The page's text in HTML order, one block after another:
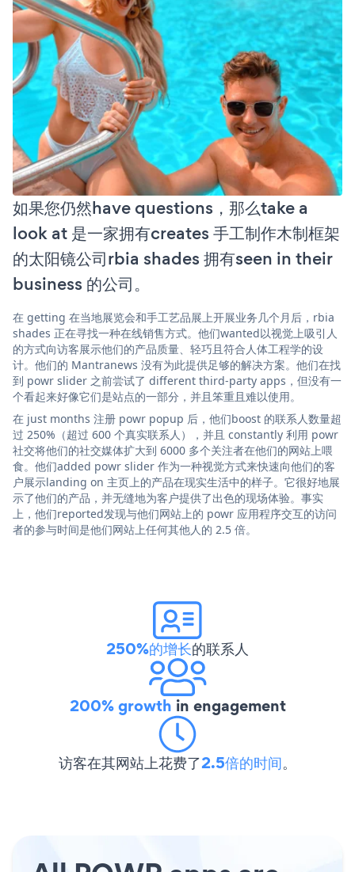
如果您仍然have questions，那么take a
look at 是一家拥有creates 手工制作木制框架
的太阳镜公司rbia shades 拥有seen in their
business 的公司。
在 getting 在当地展览会和手工艺品展上开展业务几个月后，rbia
shades 正在寻找一种在线销售方式。他们wanted以视觉上吸引人
的方式向访客展示他们的产品质量、轻巧且符合人体工程学的设
计。他们的 Mantranews 没有为此提供足够的解决方案。他们在找
到 powr slider 之前尝试了 different third-party apps，但没有一
个看起来好像它们是站点的一部分，并且笨重且难以使用。
在 just months 注册 powr popup 后，他们boost 的联系人数量超
过 250%（超过 600 个真实联系人），并且 constantly 利用 powr
社交将他们的社交媒体扩大到 6000 多个关注者在他们的网站上喂
食。他们added powr slider 作为一种视觉方式来快速向他们的客
户展示landing on 主页上的产品在现实生活中的样子。它很好地展
示了他们的产品，并无缝地为客户提供了出色的现场体验。事实
上，他们reported发现与他们网站上的 powr 应用程序交互的访问
者的参与时间是他们网站上任何其他人的 2.5 倍。
250%的增长的联系人
200% growth in engagement
访客在其网站上花费了2.5倍的时间。